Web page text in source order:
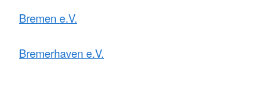
Bremen e.V.
Bremerhaven e.V.